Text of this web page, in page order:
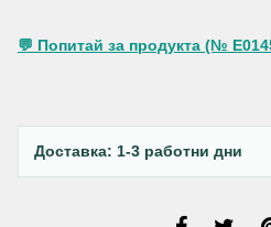
💬 Попитай за продукта (№
Доставка: 1-3 работни дни